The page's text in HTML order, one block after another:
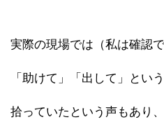
実際の現場では（私は確認
「助けて」「出して」とい
拾っていたという声もあり